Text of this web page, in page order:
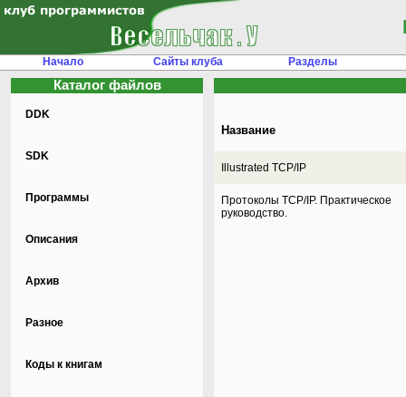
Начало Сайты клуба Разделы
Каталог файлов
DDK
SDK
Программы
Описания
Архив
Разное
Коды к книгам
Название
Illustrated TCP/IP
Протоколы TCP/IP. Практическое
руководство.